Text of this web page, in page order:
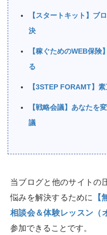
【スタートキット】ブ
決
【稼ぐためのWEB保
る
【3STEP FORAMT】
【戦略会議】あなたを
議
当ブログと他のサイトの
悩みを解決するために
【
相談会＆体験レッスン（
参加できることです。